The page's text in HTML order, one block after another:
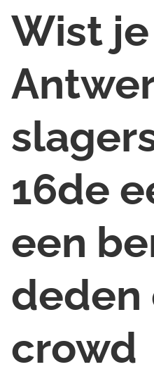
Wist
16de
een
deden
crowd